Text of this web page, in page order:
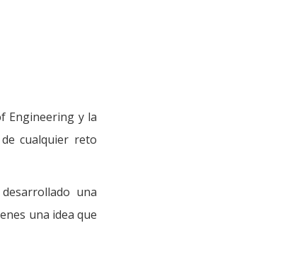
Engineering y la
cualquier reto
una
una idea que